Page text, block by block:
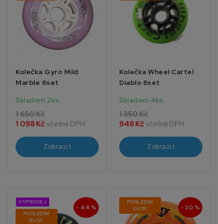
Kolečka Gyro Mild
Marble 8set
Skladem 2ks
1 650 Kč
1 098 Kčvčetně DPH
Zobrazit
Kolečka Wheel Cartel
Diablo 8set
Skladem 4ks
1 350 Kč
948 Kčvčetně DPH
Zobrazit
VÝPRODEJ
POSLEDNÍ
KUSY
- 44 %
POSLEDNÍ
KUSY
- 20 %